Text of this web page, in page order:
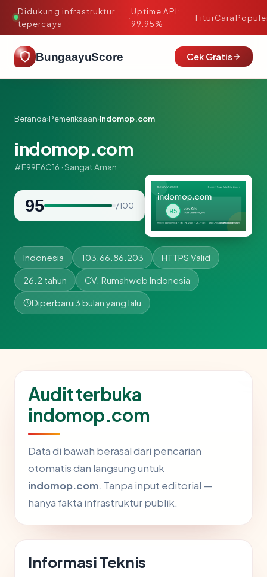
Didukung infrastruktur
tepercaya
·
Uptime API:
99.95%
FiturCara
BungaayuScore Cek Gratis
Beranda›Pemeriksaan›indomop.com
indomop.com
#F99F6C16 · Sangat Aman
95 / 100
Indonesia 103.66.86.203 HTTPS Valid
26.2 tahun CV. Rumahweb Indonesia
Diperbarui3 bulan yang lalu
Audit terbuka
indomop.com
Data di bawah berasal dari pencarian
otomatis dan langsung untuk
indomop.com. Tanpa input editorial —
hanya fakta infrastruktur publik.
Informasi Teknis